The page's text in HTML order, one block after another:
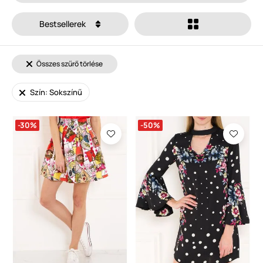
Bestsellerek
Összes szűrő törlése
Szín: Sokszínű
-30% -50%